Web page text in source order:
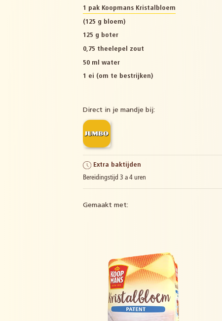
1 pak Koopmans Kristalbloem
(125 g bloem)
125 g boter
0,75 theelepel zout
50 ml water
1 ei (om te bestrijken)
Direct in je mandje bij:
Extra baktijden
Bereidingstijd 3 a 4 uren
Gemaakt met: